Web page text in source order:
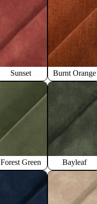
Sunset Burnt Orange
Forest Green Bayleaf